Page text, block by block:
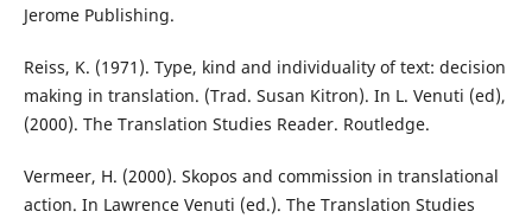
Jerome Publishing.
Reiss, K. (1971). Type, kind and individuality of text: decision
making in translation. (Trad. Susan Kitron). In L. Venuti (ed),
(2000). The Translation Studies Reader. Routledge.
Vermeer, H. (2000). Skopos and commission in translational
action. In Lawrence Venuti (ed.). The Translation Studies